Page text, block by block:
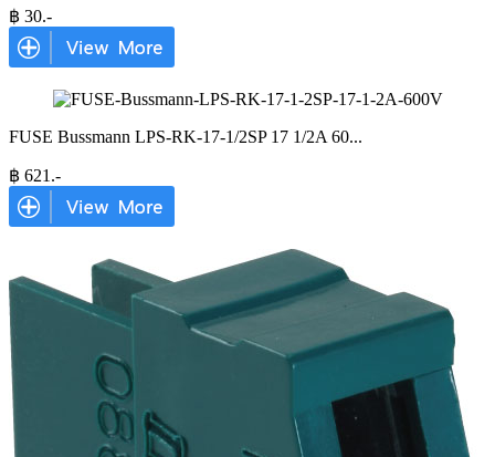
฿ 30.-
FUSE Bussmann LPS-RK-17-1/2SP 17 1/2A 60...
฿ 621 .-